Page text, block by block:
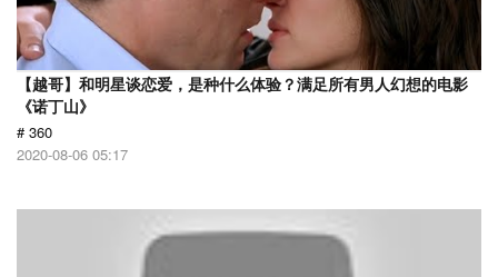
【越哥】和明星谈恋爱，是种什么体验？满足所有男人幻想的电影
《诺丁山》
# 360
2020-08-06 05:17